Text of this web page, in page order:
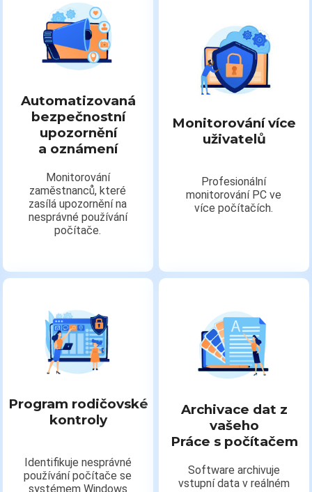
Automatizovaná
bezpečnostní
upozornění
a oznámení
Monitorování
zaměstnanců, které
zasílá upozornění na
nesprávné používání
počítače.
Monitorování více
uživatelů
Profesionální
monitorování PC ve
více počítačích.
Program rodičovské
kontroly
Identifikuje nesprávné
používání počítače se
systémem Windows
Archivace dat z
vašeho
Práce s počítačem
Software archivuje
vstupní data v reálném